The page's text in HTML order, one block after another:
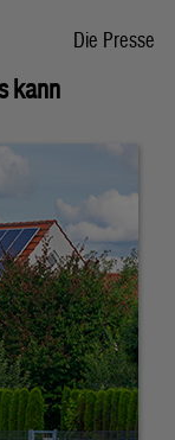
Die Presse
kann